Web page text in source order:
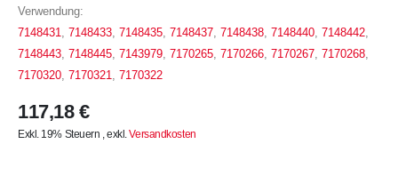
Verwendung:
7148431
7148433 7148435 7148437 7148438 7148440 7148442
7148443 7148445 7143979 7170265 7170266 7170267 7170268
7170320 7170321 7170322
117,18 €
Exkl. 19% Steuern ,exkl.Versandkosten